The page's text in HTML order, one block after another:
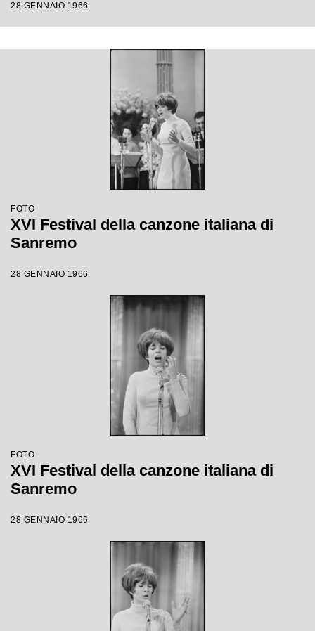
28 GENNAIO 1966
FOTO
XVI Festival della canzone italiana di
Sanremo
28 GENNAIO 1966
FOTO
XVI Festival della canzone italiana di
Sanremo
28 GENNAIO 1966